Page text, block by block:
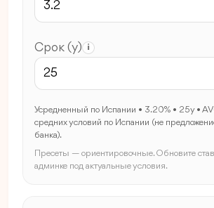
Срок (y) i
Усредненный по Испании • 3.20% • 25y •
средних условий по Испании (не
банка).
Пресеты — ориентировочные. Обновите
админке под актуальные условия.